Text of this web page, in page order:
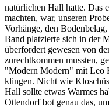
natürlichen Hall hatte. Das
machten, war, unseren
Vorhänge, den
Band platzierte sich in der
überfordert gewesen von
zurechtkommen mussten,
"Modern Modern" mit Leo
klingen. Nicht wie
Hall sollte etwas Warmes
Ottendorf bot genau das,